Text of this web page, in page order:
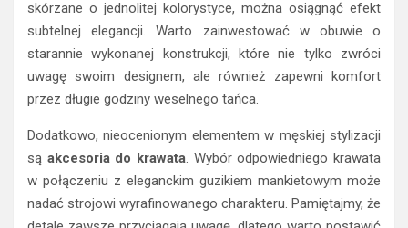
skórzane o jednolitej kolorystyce, można osiągnąć efekt
subtelnej elegancji. Warto zainwestować w obuwie o
starannie wykonanej konstrukcji, które nie tylko zwróci
uwagę swoim designem, ale również zapewni komfort
przez długie godziny weselnego tańca.
Dodatkowo, nieocenionym elementem w męskiej stylizacji
są akcesoria do krawata. Wybór odpowiedniego krawata
w połączeniu z eleganckim guzikiem mankietowym może
nadać strojowi wyrafinowanego charakteru. Pamiętajmy, że